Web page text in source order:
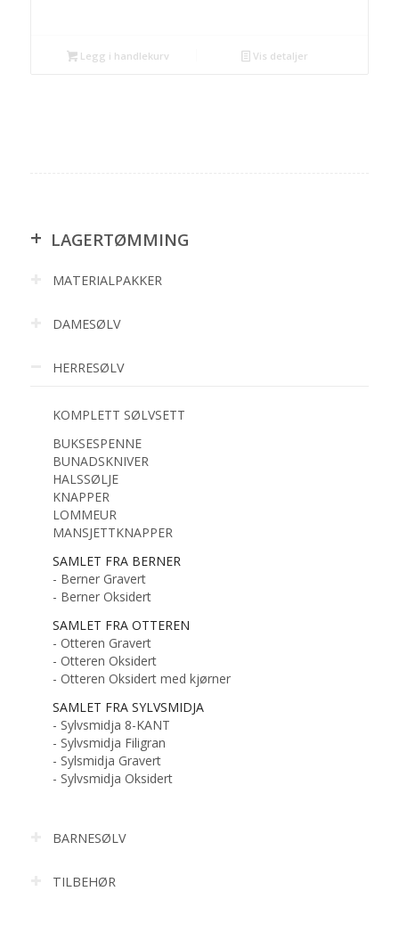
Legg i handlekurv Vis detaljer
+ LAGERTØMMING
MATERIALPAKKER
DAMESØLV
HERRESØLV
KOMPLETT SØLVSETT
BUKSESPENNE
BUNADSKNIVER
HALSSØLJE
KNAPPER
LOMMEUR
MANSJETTKNAPPER
SAMLET FRA BERNER
- Berner Gravert
- Berner Oksidert
SAMLET FRA OTTEREN
- Otteren Gravert
- Otteren Oksidert
- Otteren Oksidert med kjørner
SAMLET FRA SYLVSMIDJA
- Sylvsmidja 8-KANT
- Sylvsmidja Filigran
- Sylsmidja Gravert
- Sylvsmidja Oksidert
BARNESØLV
TILBEHØR